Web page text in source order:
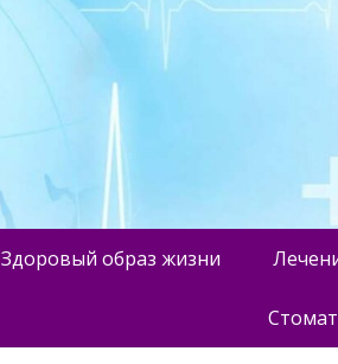
Здоровый образ жизни